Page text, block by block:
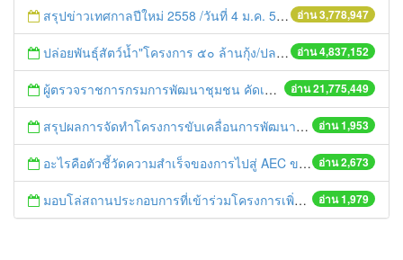
อ่าน 3,778,947
สรุปข่าวเทศกาลปีใหม่ 2558 /วันที่ 4 ม.ค. 58
อ่าน 4,837,152
ปล่อยพันธุ์สัตว์น้ำ"โครงการ ๕๐ ล้านกุ้ง/ปลา ฟื้นชีวิตใหม่ให้เจ้าพระยา
อ่าน 21,775,449
ผู้ตรวจราชการกรมการพัฒนาชุมชน คัดเลือกข้าราชการและลูกจ้างดีเด่น และหน่วยงานพัฒนาชุมชนใสสะอาด ประจำปี ๒๕๕๔
อ่าน 1,953
สรุปผลการจัดทำโครงการขับเคลื่อนการพัฒนาความร่วมมือทางเศรษฐกิจในอนุภาคลุ่มแม่น้ำโขง 6 ปรเทศ ตามแนวระเบียงเศรษฐกิจตอนใต้ (Southern Economic Corridor: SEC)
อ่าน 2,673
อะไรคือตัวชี้วัดความสำเร็จของการไปสู่ AEC ของอาเซียน
อ่าน 1,979
มอบโล่สถานประกอบการที่เข้าร่วมโครงการเพิ่มผลิตภาพแรงงานตามความต้องการของสถานประกอบการ ปี 2558